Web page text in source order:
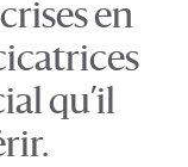
en
qu’il